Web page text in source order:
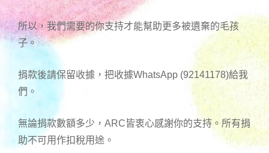
所以，我們需要的你支持才能幫助更多被遺棄的毛孩
子。
捐款後請保留收據，把收據WhatsApp (92141178)給我
們。
無論捐款數額多少，ARC皆衷心感謝你的支持。所有捐
助不可用作扣稅用途。